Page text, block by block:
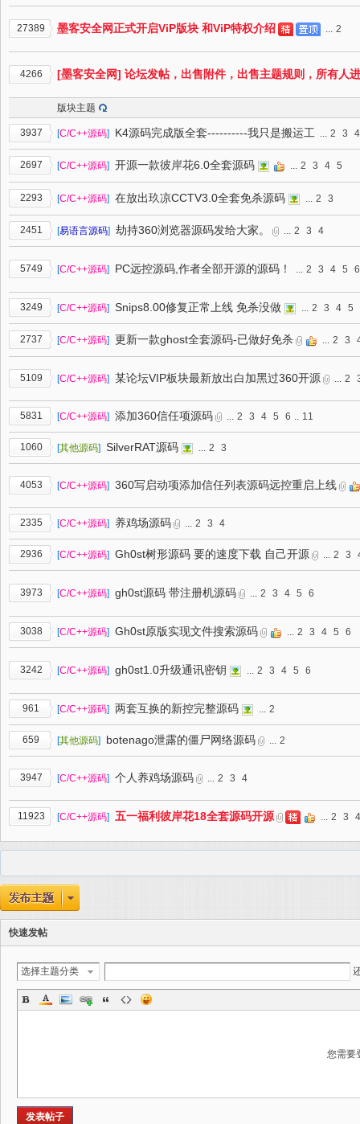
27389 墨客安全网正式开启ViP版块 和ViP特权介绍 ... 2
4266 [墨客安全网] 论坛发帖，出售附件，出售主题规则，所有人
版块主题
3937 [C/C++源码] K4源码完成版全套----------我只是搬运工 ... 2 3 4
2697 [C/C++源码] 开源一款彼岸花6.0全套源码 ... 2 3 4 5
2293 [C/C++源码] 在放出玖凉CCTV3.0全套免杀源码 ... 2 3
2451 [易语言源码] 劫持360浏览器源码发给大家。 ... 2 3 4
5749 [C/C++源码] PC远控源码,作者全部开源的源码！ ... 2 3 4 5 6
3249 [C/C++源码] Snips8.00修复正常上线 免杀没做 ... 2 3 4 5
2737 [C/C++源码] 更新一款ghost全套源码-已做好免杀 ... 2 3
5109 [C/C++源码] 某论坛VIP板块最新放出白加黑过360开源 ... 2
5831 [C/C++源码] 添加360信任项源码 ... 2 3 4 5 6 .. 11
1060 [其他源码] SilverRAT源码 ... 2 3
4053 [C/C++源码] 360写启动项添加信任列表源码远控重启上线
2335 [C/C++源码] 养鸡场源码 ... 2 3 4
2936 [C/C++源码] Gh0st树形源码 要的速度下载 自己开源 ... 2 3
3973 [C/C++源码] gh0st源码 带注册机源码 ... 2 3 4 5 6
3038 [C/C++源码] Gh0st原版实现文件搜索源码 ... 2 3 4 5 6
3242 [C/C++源码] gh0st1.0升级通讯密钥 ... 2 3 4 5 6
961 [C/C++源码] 两套互换的新控完整源码 ... 2
659 [其他源码] botenago泄露的僵尸网络源码 ... 2
3947 [C/C++源码] 个人养鸡场源码 ... 2 3 4
11923 [C/C++源码] 五一福利彼岸花18全套源码开源 ... 2 3 4
快速发帖
选择主题分类
您需要
发表帖子